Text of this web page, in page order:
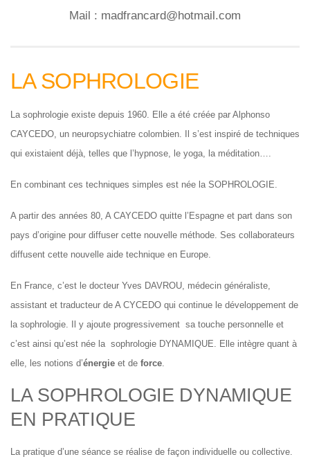
Mail : madfrancard@hotmail.com
LA SOPHROLOGIE
La sophrologie existe depuis 1960. Elle a été créée par Alphonso
CAYCEDO, un neuropsychiatre colombien. Il s’est inspiré de techniques
qui existaient déjà, telles que l’hypnose, le yoga, la méditation….
En combinant ces techniques simples est née la SOPHROLOGIE.
A partir des années 80, A CAYCEDO quitte l’Espagne et part dans son
pays d’origine pour diffuser cette nouvelle méthode. Ses collaborateurs
diffusent cette nouvelle aide technique en Europe.
En France, c’est le docteur Yves DAVROU, médecin généraliste,
assistant et traducteur de A CYCEDO qui continue le développement de
la sophrologie. Il y ajoute progressivement sa touche personnelle et
c’est ainsi qu’est née la sophrologie DYNAMIQUE. Elle intègre quant à
elle, les notions d’énergie et de force
LA SOPHROLOGIE DYNAMIQUE
EN PRATIQUE
La pratique d’une séance se réalise de façon individuelle ou collective.